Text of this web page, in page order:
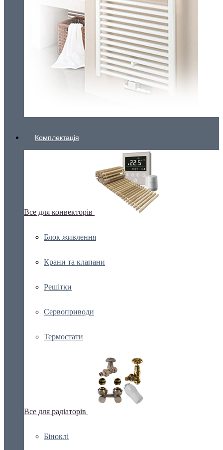
Комплектація
Все для конвекторів
Блок живлення
Крани та клапани
Решітки
Сервоприводи
Термостати
Все для радіаторів
Біноклі